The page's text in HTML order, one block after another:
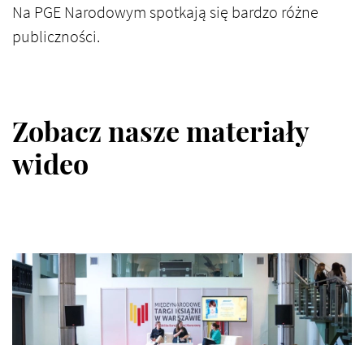
Na PGE Narodowym spotkają się bardzo różne
publiczności.
Zobacz nasze materiały
wideo